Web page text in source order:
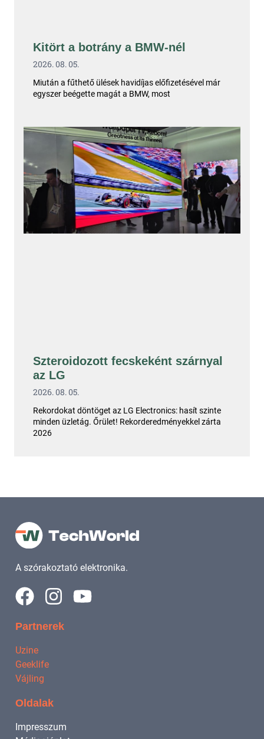
Kitört a botrány a BMW-nél
2026. 08. 05.
Miután a fűthető ülések havidíjas előfizetésével már
egyszer beégette magát a BMW, most
Szteroidozott fecskeként szárnyal
az LG
2026. 08. 05.
Rekordokat döntöget az LG Electronics: hasít szinte
minden üzletág. Őrület! Rekorderedményekkel zárta
2026
A szórakoztató elektronika.
Partnerek
Uzine
Geeklife
Vájling
Oldalak
Impresszum